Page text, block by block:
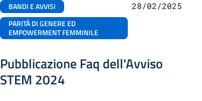
BANDI E AVVISI
PARITÀ DI GENERE ED
EMPOWERMENT FEMMINILE
28/02/2025
Pubblicazione Faq dell'Avviso
STEM 2024